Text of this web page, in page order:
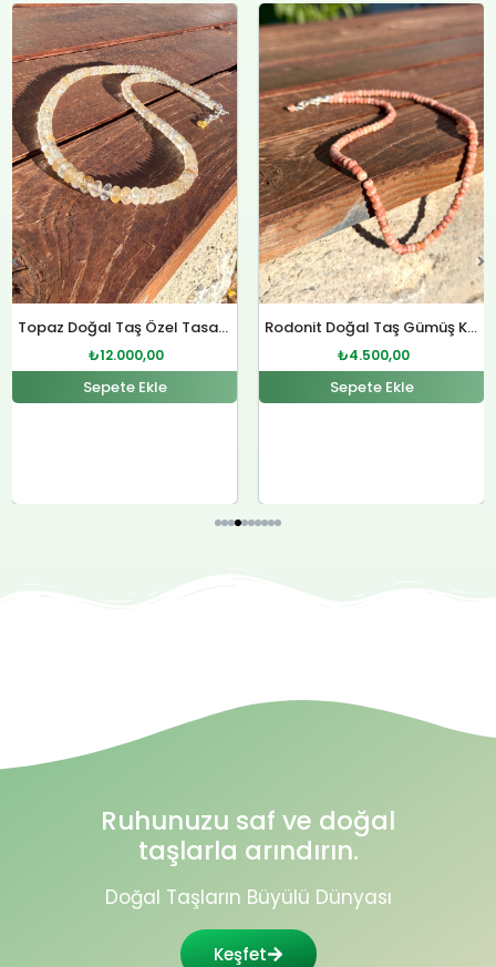
Rodonit Doğal Taş Gümüş Kolye
Orijinal
fiyat:
₺4.800,00.
₺4.500,00
Şu
andaki
fiyat:
₺4.500,00.
Sepete Ekle
Sitrin Doğal Taş Özel Tasarım Gümüş Kolye
Orijinal
fiyat:
₺12.400,00.
₺12.000,00
Şu
andaki
fiyat:
₺12.000,00.
Sepete Ekle
Ruhunuzu saf ve doğal
taşlarla arındırın.
Doğal Taşların Büyülü Dünyası
Keşfet